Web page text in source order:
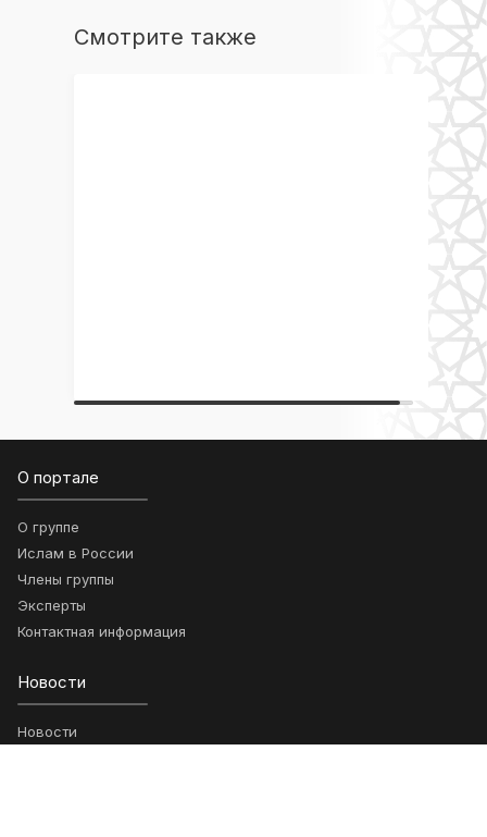
Смотрите также
О портале
О группе
Ислам в России
Члены группы
Эксперты
Контактная информация
Новости
Новости